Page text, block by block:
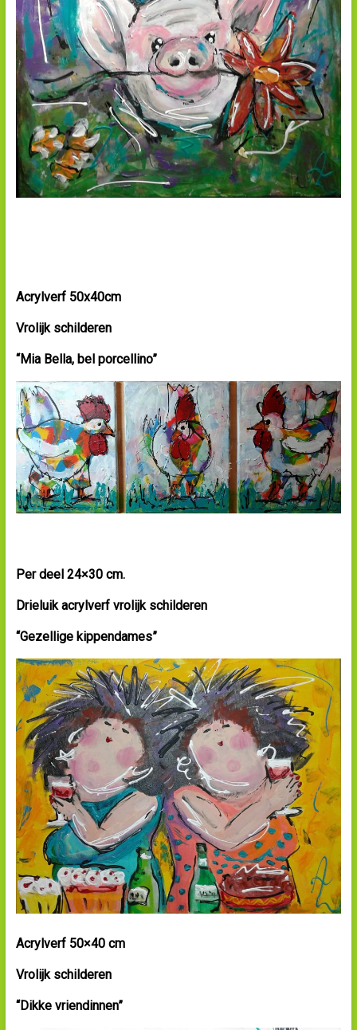
Acrylverf 50x40cm
Vrolijk schilderen
“Mia Bella, bel porcellino”
Per deel 24×30 cm.
Drieluik acrylverf vrolijk schilderen
“Gezellige kippendames”
Acrylverf 50×40 cm
Vrolijk schilderen
“Dikke vriendinnen”